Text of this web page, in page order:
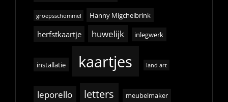
groepsschommel Hanny Migchelbrink
herfstkaartje huwelijk inlegwerk
installatie kaartjes land art
leporello letters meubelmaker